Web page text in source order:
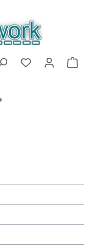
Du hast 0